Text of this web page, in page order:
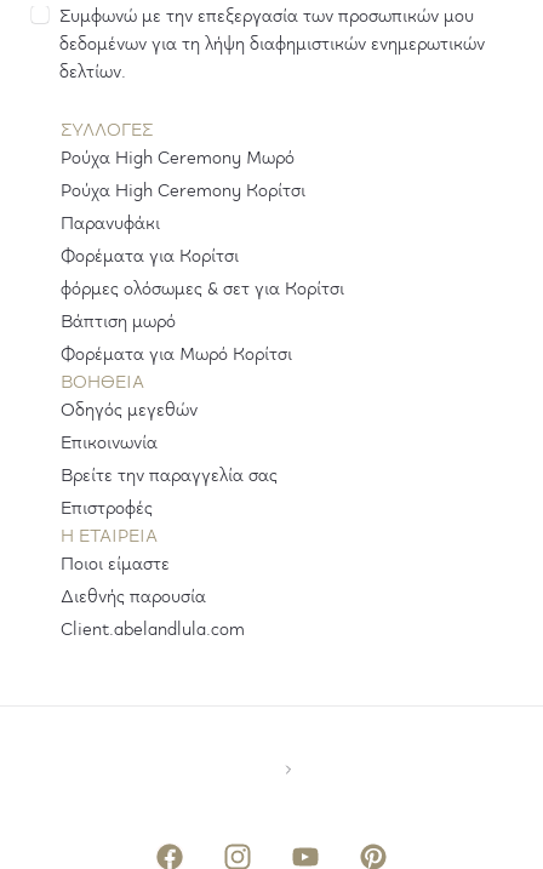
Συμφωνώ με την επεξεργασία των προσωπικών μου
δεδομένων για τη λήψη διαφημιστικών ενημερωτικών
δελτίων.
ΣΥΛΛΟΓΕΣ
Ρούχα High Ceremony Μωρό
Ρούχα High Ceremony Κορίτσι
Παρανυφάκι
Φορέματα για Κορίτσι
φόρμες ολόσωμες & σετ για Κορίτσι
Βάπτιση μωρό
Φορέματα για Μωρό Κορίτσι
ΒΟΗΘΕΙΑ
Οδηγός μεγεθών
Επικοινωνία
Βρείτε την παραγγελία σας
Επιστροφές
H ΕΤΑΙΡΕΊΑ
Ποιοι είμαστε
Διεθνής παρουσία
Client.abelandlula.com